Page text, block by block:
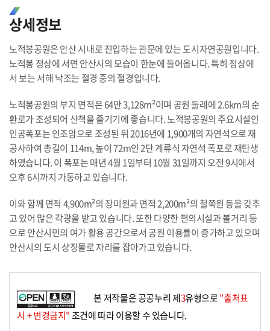
상세정보
노적봉공원은 안산 시내로 진입하는 관문에 있는 도시자연공원입니다.
노적봉 정상에 서면 안산시의 모습이 한눈에 들어옵니다. 특히 정상에
서 보는 서해 낙조는 절경 중의 절경입니다.
노적봉공원의 부지 면적은 64만 3,128m²이며 공원 둘레에 2.6km의 순
환로가 조성되어 산책을 즐기기에 좋습니다. 노적봉공원의 주요시설인
인공폭포는 인조암으로 조성된 뒤 2016년에 1,900개의 자연석으로 재
공사하여 총길이 114m, 높이 72m인 2단 계류식 자연석 폭포로 재탄생
하였습니다. 이 폭포는 매년 4월 1일부터 10월 31일까지 오전 9시에서
오후 6시까지 가동하고 있습니다.
이와 함께 면적 4,900m²의 장미원과 면적 2,200m²의 철쭉원 등을 갖추
고 있어 많은 각광을 받고 있습니다. 또한 다양한 편의시설과 볼거리 등
으로 안산시민의 여가 활용 공간으로서 공원 이용률이 증가하고 있으며
안산시의 도시 상징물로 자리를 잡아가고 있습니다.
본 저작물은 공공누리 제3유형으로"출처표
시 + 변경금지"조건에 따라 이용할 수 있습니다.